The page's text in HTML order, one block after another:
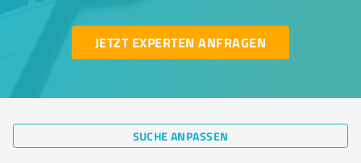
JETZT EXPERTEN ANFRAGEN
SUCHE ANPASSEN